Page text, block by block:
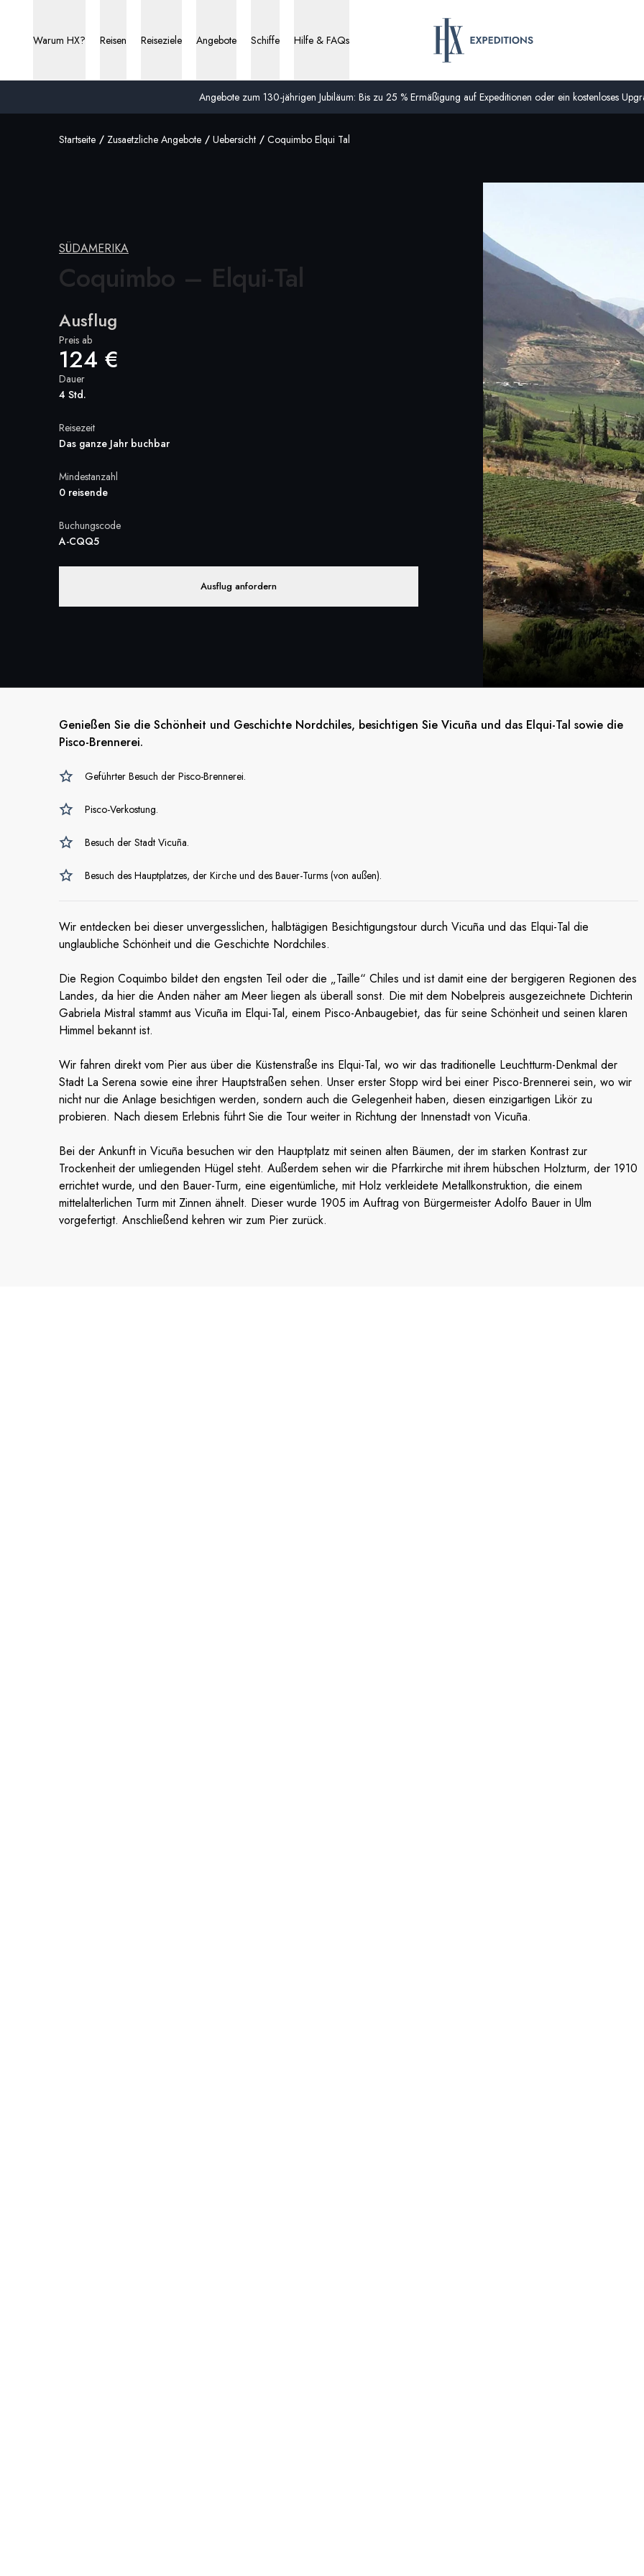
Angebote zum 130-jährigen Jubiläum: Bis zu 25 % Ermäßigung auf Expeditionen oder ein kostenloses
Warum HX? Reisen Reiseziele Angebote Schiffe Hilfe & FAQs
Startseite Zusaetzliche Angebote Uebersicht Coquimbo Elqui Tal
SÜDAMERIKA
Coquimbo – Elqui-Tal
Ausflug
Preis ab
124 €
Dauer
4 Std.
Reisezeit
Das ganze Jahr buchbar
Mindestanzahl
0 reisende
Buchungscode
A-CQQ5
Ausflug anfordern
Genießen Sie die Schönheit und Geschichte Nordchiles, besichtigen Sie Vicuña und das Elqui-Tal sowie die
Pisco-Brennerei.
Geführter Besuch der Pisco-Brennerei.
Pisco-Verkostung.
Besuch der Stadt Vicuña.
Besuch des Hauptplatzes, der Kirche und des Bauer-Turms (von außen).
Wir entdecken bei dieser unvergesslichen, halbtägigen Besichtigungstour durch Vicuña und das Elqui-Tal die
unglaubliche Schönheit und die Geschichte Nordchiles.
Die Region Coquimbo bildet den engsten Teil oder die „Taille“ Chiles und ist damit eine der bergigeren Regionen des
Landes, da hier die Anden näher am Meer liegen als überall sonst. Die mit dem Nobelpreis ausgezeichnete Dichterin
Gabriela Mistral stammt aus Vicuña im Elqui-Tal, einem Pisco-Anbaugebiet, das für seine Schönheit und seinen klaren
Himmel bekannt ist.
Wir fahren direkt vom Pier aus über die Küstenstraße ins Elqui-Tal, wo wir das traditionelle Leuchtturm-Denkmal der
Stadt La Serena sowie eine ihrer Hauptstraßen sehen. Unser erster Stopp wird bei einer Pisco-Brennerei sein, wo wir
nicht nur die Anlage besichtigen werden, sondern auch die Gelegenheit haben, diesen einzigartigen Likör zu
probieren. Nach diesem Erlebnis führt Sie die Tour weiter in Richtung der Innenstadt von Vicuña.
Bei der Ankunft in Vicuña besuchen wir den Hauptplatz mit seinen alten Bäumen, der im starken Kontrast zur
Trockenheit der umliegenden Hügel steht. Außerdem sehen wir die Pfarrkirche mit ihrem hübschen Holzturm, der 1910
errichtet wurde, und den Bauer-Turm, eine eigentümliche, mit Holz verkleidete Metallkonstruktion, die einem
mittelalterlichen Turm mit Zinnen ähnelt. Dieser wurde 1905 im Auftrag von Bürgermeister Adolfo Bauer in Ulm
vorgefertigt. Anschließend kehren wir zum Pier zurück.